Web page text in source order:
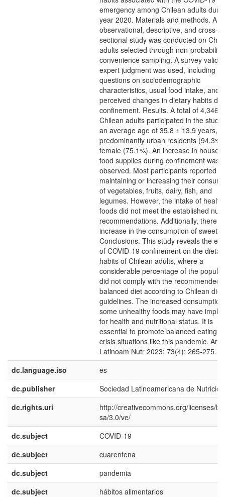
emergency among Chilean adults
year 2020. Materials and methods. An
observational, descriptive, and cross-
sectional study was conducted on
adults selected through non-
convenience sampling. A survey
expert judgment was used, including
questions on sociodemographic
characteristics, usual food intake, and
perceived changes in dietary habits
confinement. Results. A total of 4,346
Chilean adults participated in the
an average age of 35.8 ± 13.9 years,
predominantly urban residents
female (75.1%). An increase in
food supplies during confinement was
observed. Most participants reported
maintaining or increasing their
of vegetables, fruits, dairy, fish, and
legumes. However, the intake of
foods did not meet the established
recommendations. Additionally, there
increase in the consumption of sweets.
Conclusions. This study reveals the
of COVID-19 confinement on the
habits of Chilean adults, where a
considerable percentage of the
did not comply with the recommended
balanced diet according to Chilean
guidelines. The increased
some unhealthy foods may have
for health and nutritional status. It is
essential to promote balanced eating
crisis situations like this pandemic. Arch
Latinoam Nutr 2023; 73(4): 265-275.
dc.language.iso
es
dc.publisher
Sociedad Latinoamericana de Nutrición
dc.rights.uri
http://creativecommons.org/licenses/
sa/3.0/ve/
dc.subject
COVID-19
dc.subject
cuarentena
dc.subject
pandemia
dc.subject
hábitos alimentarios